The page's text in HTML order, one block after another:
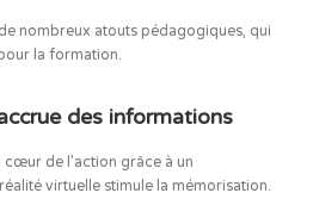
nombreux atouts pédagogiques, qui
la formation.
des informations
cœur de l’action grâce à un
virtuelle stimule la mémorisation.